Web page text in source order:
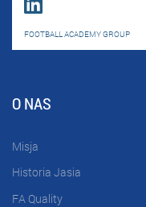
FOOTBALL ACADEMY GROUP
O NAS
Misja
Historia Jasia
FA Quality